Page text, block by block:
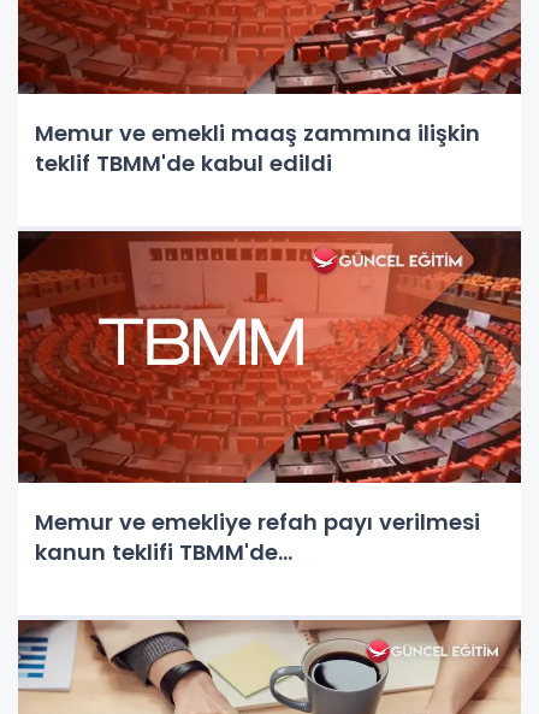
Memur ve emekli maaş zammına ilişkin
teklif TBMM'de kabul edildi
Memur ve emekliye refah payı verilmesi
kanun teklifi TBMM'de...